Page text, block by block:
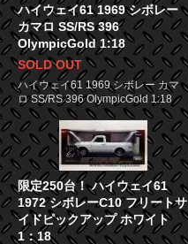
ハイウェイ61 1969 シボレー
カマロ SS/RS 396
OlympicGold 1:18
SOLD OUT
ハイウェイ61 1969 シボレー カマ
ロ SS/RS 396 OlympicGold 1:18
限定250台！ ハイウェイ61
1972 シボレーC10 フリートサ
イドピックアップ ホワイト
1：18